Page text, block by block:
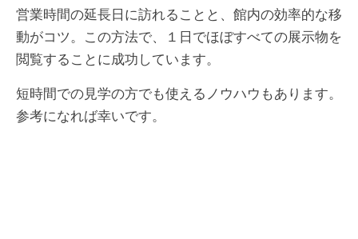
営業時間の延長日に訪れることと、館内の効率的な移
動がコツ。この方法で、１日でほぼすべての展示物を
閲覧することに成功しています。
短時間での見学の方でも使えるノウハウもあります。
参考になれば幸いです。